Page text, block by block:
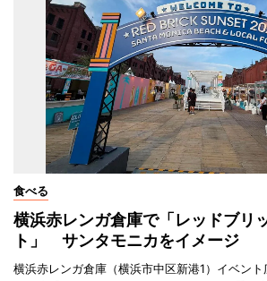
食べる
横浜赤レンガ倉庫で「レッドブリ
ト」 サンタモニカをイメージ
横浜赤レンガ倉庫（横浜市中区新港1）イベン